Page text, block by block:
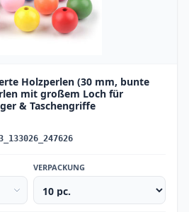
Holzperlen (30 mm, bunte
mit großem Loch für
& Taschengriffe
VERPACKUNG